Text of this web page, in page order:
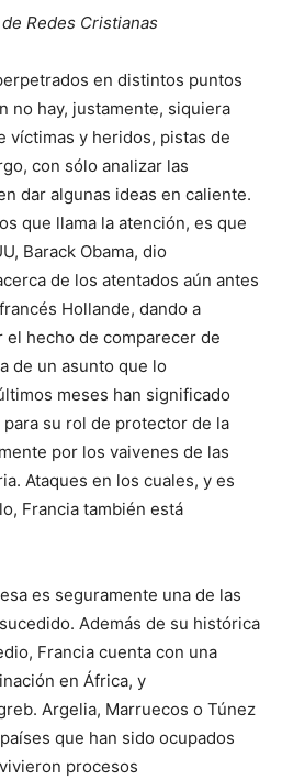
Redes Cristianas
en distintos puntos
no hay, justamente, siquiera
víctimas y heridos, pistas de
con sólo analizar las
dar algunas ideas en caliente.
que llama la atención, es que
Barack Obama, dio
de los atentados aún antes
Hollande, dando a
hecho de comparecer de
de un asunto que lo
meses han significado
para su rol de protector de la
por los vaivenes de las
Ataques en los cuales, y es
Francia también está
es seguramente una de las
Además de su histórica
Francia cuenta con una
en África, y
Argelia, Marruecos o Túnez
que han sido ocupados
procesos